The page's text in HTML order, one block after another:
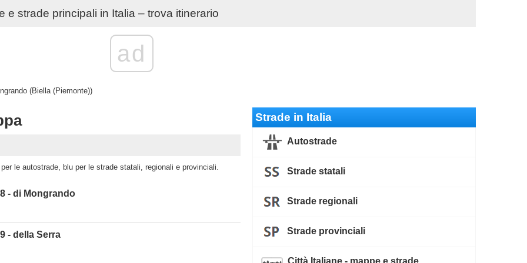
e strade principali in Italia – trova itinerario
ad
(Biella (Piemonte))
le autostrade, blu per le strade statali, regionali e provinciali.
- di Mongrando
- della Serra
Strade in Italia
Autostrade
Strade statali
Strade regionali
Strade provinciali